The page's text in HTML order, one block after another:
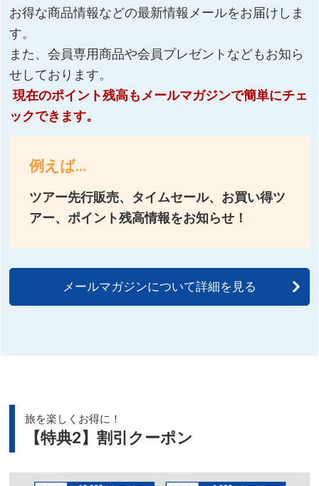
お得な商品情報などの最新情報メールをお届けしま
す。
また、会員専用商品や会員プレゼントなどもお知ら
せしております。
現在のポイント残高もメールマガジンで簡単にチェ
ックできます。
例えば…
ツアー先行販売、タイムセール、お買い得ツ
アー、ポイント残高情報をお知らせ！
メールマガジンについて詳細を見る
旅を楽しくお得に！
【特典2】割引クーポン